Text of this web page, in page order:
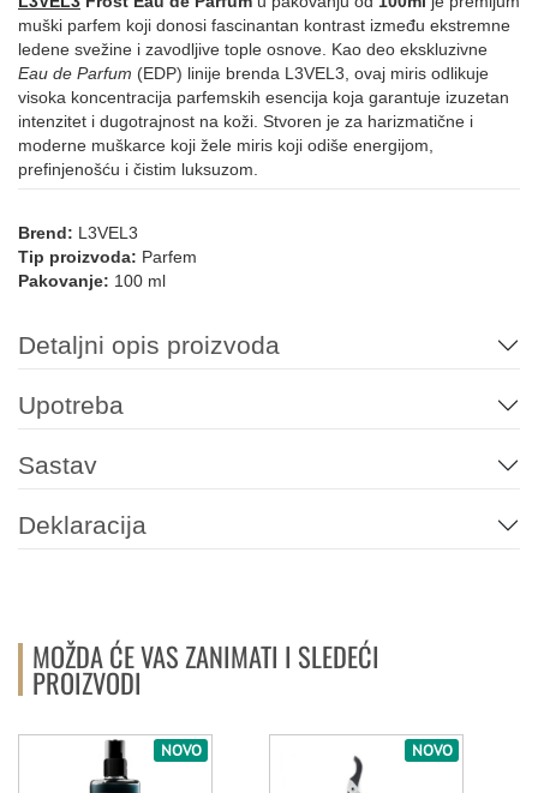
muški parfem koji donosi fascinantan kontrast između ekstremne
ledene svežine i zavodljive tople osnove. Kao deo ekskluzivne
Eau de Parfum (EDP) linije brenda L3VEL3, ovaj miris odlikuje
visoka koncentracija parfemskih esencija koja garantuje izuzetan
intenzitet i dugotrajnost na koži. Stvoren je za harizmatične i
moderne muškarce koji žele miris koji odiše energijom,
prefinjenošću i čistim luksuzom.
Brend: L3VEL3
Tip proizvoda: Parfem
Pakovanje: 100 ml
Detaljni opis proizvoda
Upotreba
Sastav
Deklaracija
MOŽDA ĆE VAS ZANIMATI I SLEDEĆI
PROIZVODI
NOVO NOVO